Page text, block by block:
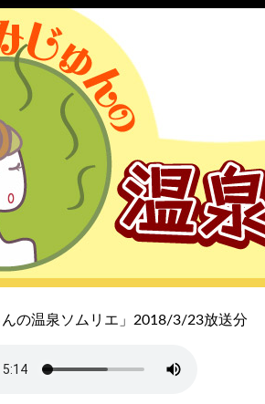
の温泉ソムリエ」2018/3/23放送分